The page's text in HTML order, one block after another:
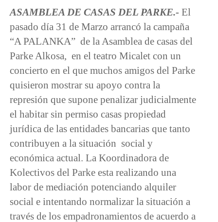
ASAMBLEA DE CASAS DEL PARKE.- El
pasado día 31 de Marzo arrancó la campaña
“A PALANKA” de la Asamblea de casas del
Parke Alkosa, en el teatro Micalet con un
concierto en el que muchos amigos del Parke
quisieron mostrar su apoyo contra la
represión que supone penalizar judicialmente
el habitar sin permiso casas propiedad
jurídica de las entidades bancarias que tanto
contribuyen a la situación social y
económica actual. La Koordinadora de
Kolectivos del Parke esta realizando una
labor de mediación potenciando alquiler
social e intentando normalizar la situación a
través de los empadronamientos de acuerdo a